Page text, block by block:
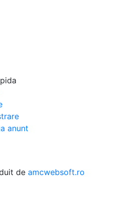
anunt
de amcwebsoft.ro